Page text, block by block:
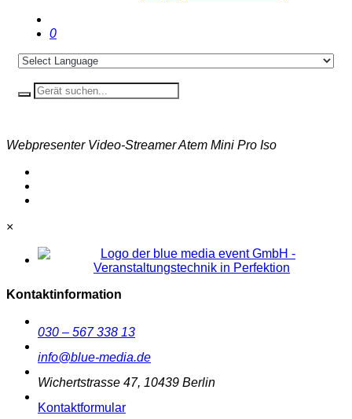
0
Webpresenter Video-Streamer Atem Mini Pro Iso
×
Kontaktinformation
030 – 567 338 13
info@blue-media.de
Wichertstrasse 47, 10439 Berlin
Kontaktformular